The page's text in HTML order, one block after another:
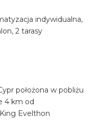
indywidualna,
2 tarasy
położona w pobliżu
4 km od
Evelthon